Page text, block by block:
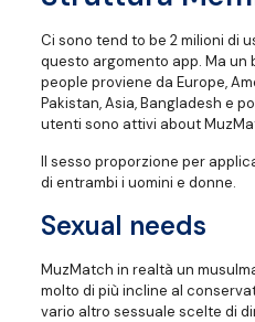
Ci sono tend to be 2 milioni di
questo argomento app. Ma un
people proviene da Europe,
Pakistan, Asia, Bangladesh e
utenti sono attivi about
Il sesso proporzione per
di entrambi i uomini e donne.
Sexual needs
MuzMatch in realtà un
molto di più incline al
vario altro sessuale scelte di